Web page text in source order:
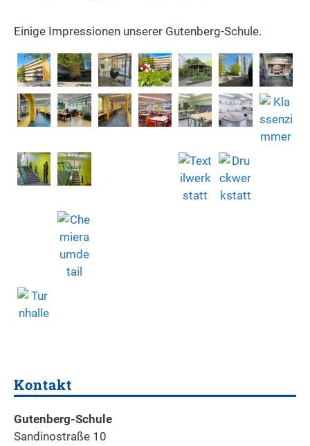
Einige Impressionen unserer Gutenberg-Schule.
Kontakt
Gutenberg-Schule
Sandinostraße 10